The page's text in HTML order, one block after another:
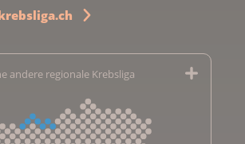
andere regionale Krebsliga